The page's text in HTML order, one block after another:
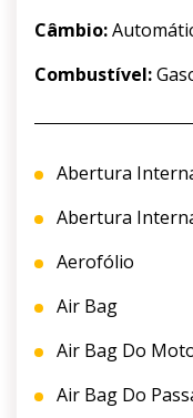
Câmbio:
Combustível:
Abertura
Abertura
Aerofólio
Air Bag
Air Bag Do
Air Bag Do